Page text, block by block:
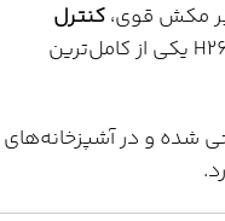
مکش قوی،کنترل
داشته باشد، مدل H26 یکی از کامل‌ترین
۹۰ سانتی طراحی شده و در آشپزخانه‌های